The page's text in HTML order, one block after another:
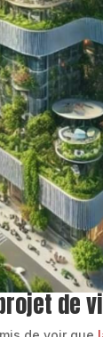
de